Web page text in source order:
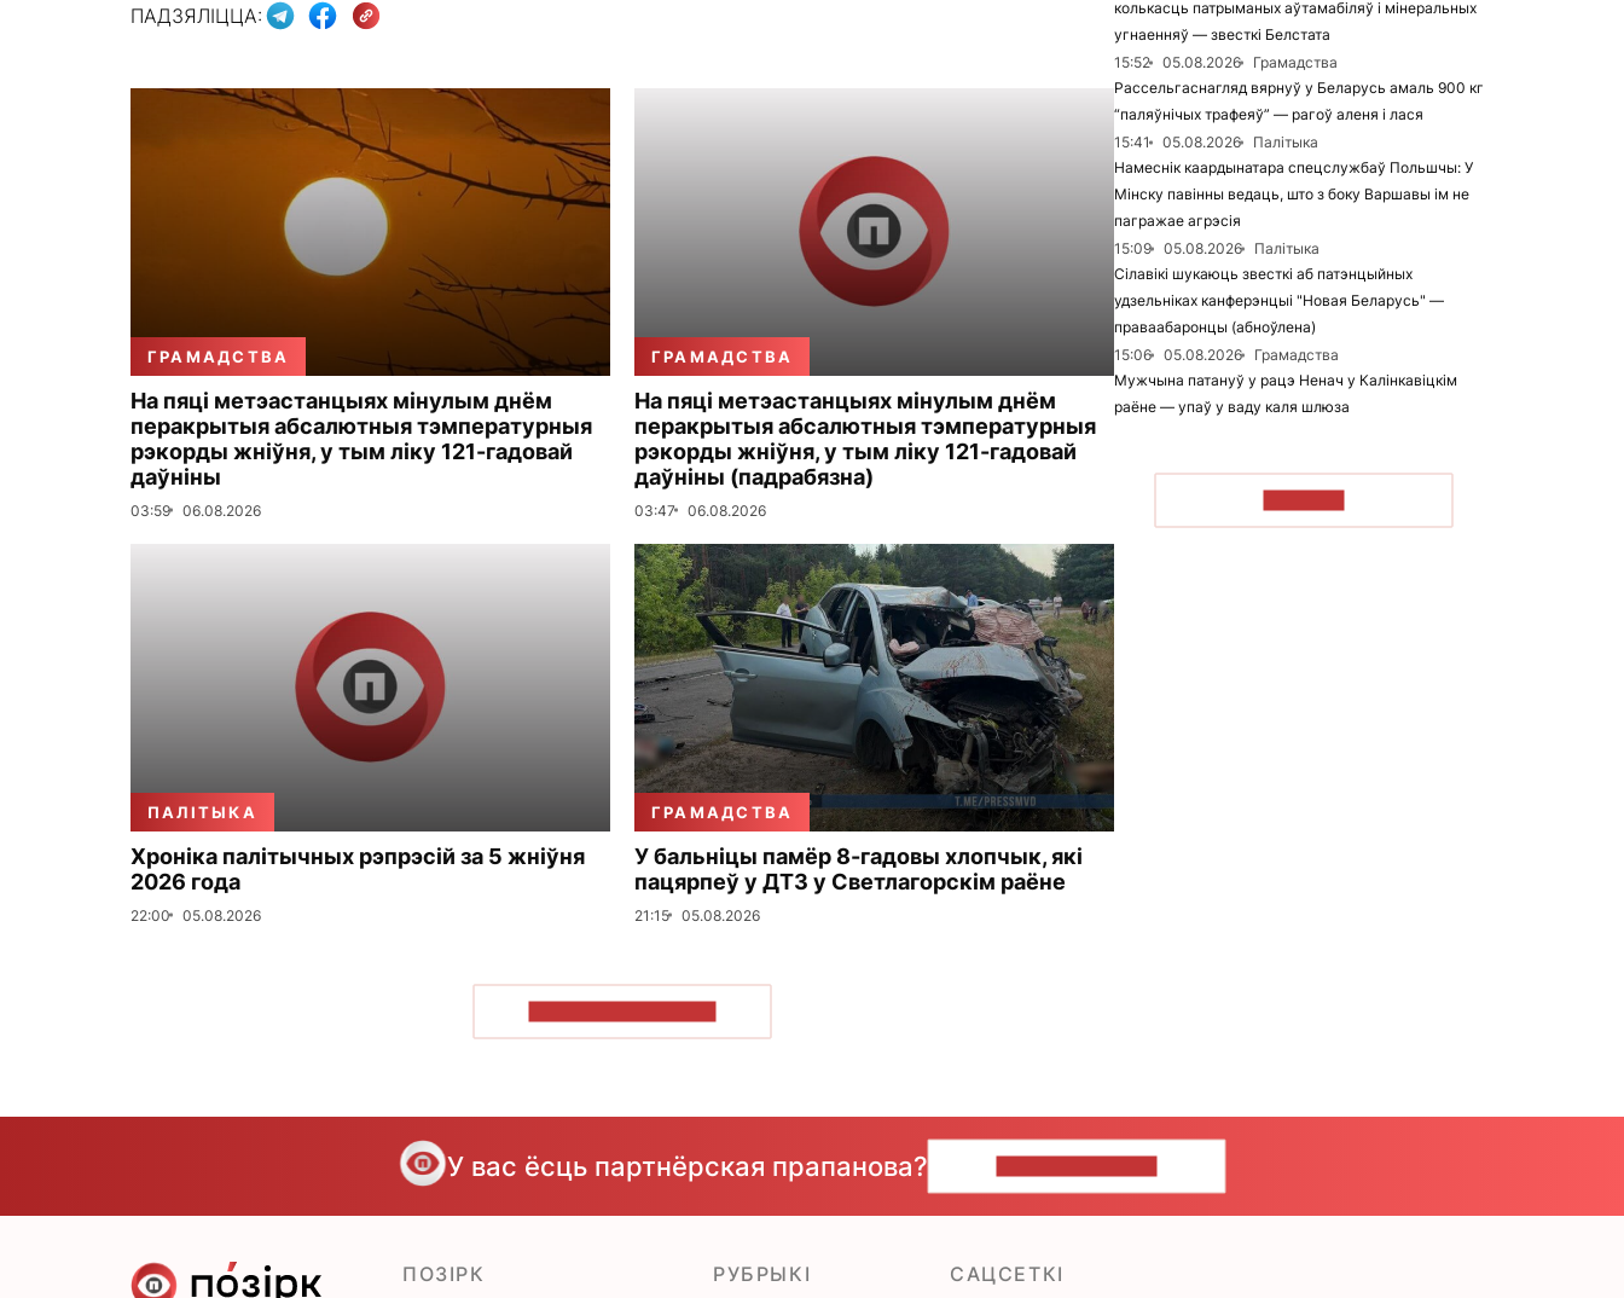
ПАДЗЯЛІЦЦА:
ГРАМАДСТВА
На пяці метэастанцыях мінулым днём
перакрытыя абсалютныя тэмпературныя
рэкорды жніўня, у тым ліку 121-гадовай
даўніны
03:59 06.08.2026
ГРАМАДСТВА
На пяці метэастанцыях мінулым днём
перакрытыя абсалютныя тэмпературныя
рэкорды жніўня, у тым ліку 121-гадовай
даўніны (падрабязна)
03:47 06.08.2026
ПАЛІТЫКА
Хроніка палітычных рэпрэсій за 5 жніўня
2026 года
22:00 05.08.2026
ГРАМАДСТВА
У бальніцы памёр 8-гадовы хлопчык, які
пацярпеў у ДТЗ у Светлагорскім раёне
21:15 05.08.2026
колькасць патрыманых аўтамабіляў і мінеральных
угнаенняў — звесткі Белстата
15:52
05.08.2026
Грамадства
Рассельгаснагляд вярнуў у Беларусь амаль 900 кг
“паляўнічых трафеяў” — рагоў аленя і лася
15:41
05.08.2026
Палітыка
Намеснік каардынатара спецслужбаў Польшчы: У
Мінску павінны ведаць, што з боку Варшавы ім не
пагражае агрэсія
15:09
05.08.2026
Палітыка
Сілавікі шукаюць звесткі аб патэнцыйных
удзельніках канферэнцыі "Новая Беларусь" —
праваабаронцы (абноўлена)
15:06
05.08.2026
Грамадства
Мужчына патануў у рацэ Ненач у Калінкавіцкім
раёне — упаў у ваду каля шлюза
У вас ёсць партнёрская прапанова?
ПОЗІРК РУБРЫКІ САЦСЕТКІ